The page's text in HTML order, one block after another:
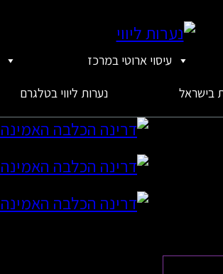
עיסוי ארוטי במרכז
נערות ליווי בטלגרם בישראל